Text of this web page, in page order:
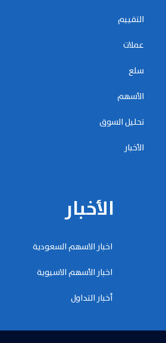
التقييم
عملات
سلع
الأسهم
تحليل السوق
الأخبار
الأخبار
اخبار الاسهم السعودية
اخبار الأسهم الاسيوية
أخبار التداول